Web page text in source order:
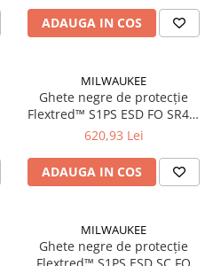
ADAUGA IN COS
MILWAUKEE
Ghete negre de protecție
Flextred™ S1PS ESD FO SR44,
mărimea 44/10, (4932493709)
620,93 Lei
ADAUGA IN COS
MILWAUKEE
Ghete negre de protecție